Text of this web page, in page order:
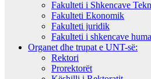
Fakulteti i Shkencave
Fakulteti Ekonomik
Fakulteti juridik
Fakulteti i shkencave
Organet dhe trupat e UNT-së:
Rektori
Prorektorët